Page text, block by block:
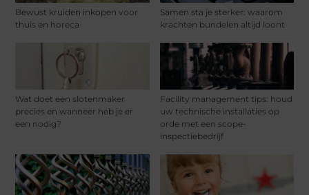
Bewust kruiden inkopen voor
thuis en horeca
Samen sta je sterker: waarom
krachten bundelen altijd loont
Wat doet een slotenmaker
precies en wanneer heb je er
een nodig?
Facility management tips: houd
uw technische installaties op
orde met een scope-
inspectiebedrijf